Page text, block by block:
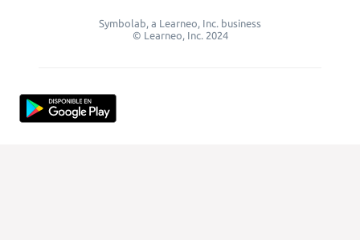
Symbolab, a Learneo, Inc. business
© Learneo, Inc. 2024